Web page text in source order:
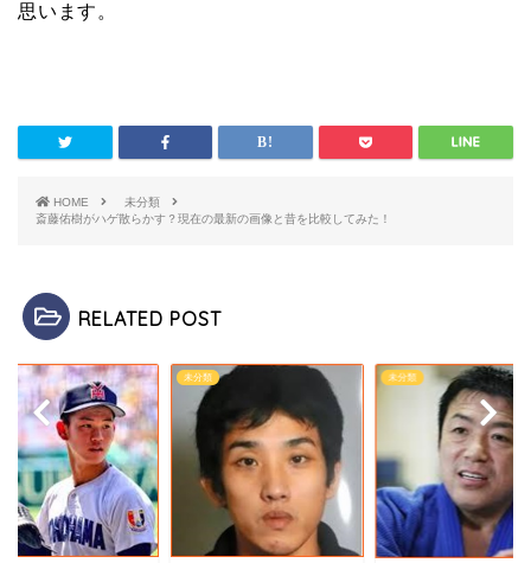
思います。
HOME
未分類
斎藤佑樹がハゲ散らかす？現在の最新の画像と昔を比較してみた！
RELATED POST
未分類 未分類